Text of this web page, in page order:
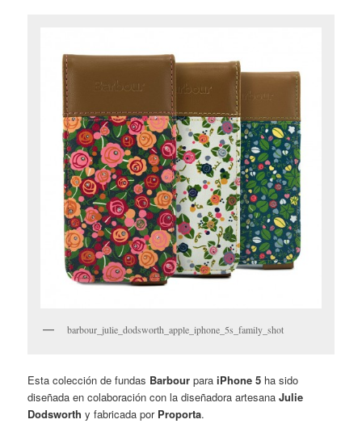
barbour_julie_dodsworth_apple_iphone_5s_family_shot
Esta colección de fundas Barbour para iPhone 5 ha sido
diseñada en colaboración con la diseñadora artesanaJulie
Dodsworth y fabricada por Proporta.